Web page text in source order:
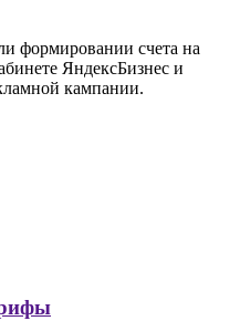
формировании счета на
ЯндексБизнес и
кампании.